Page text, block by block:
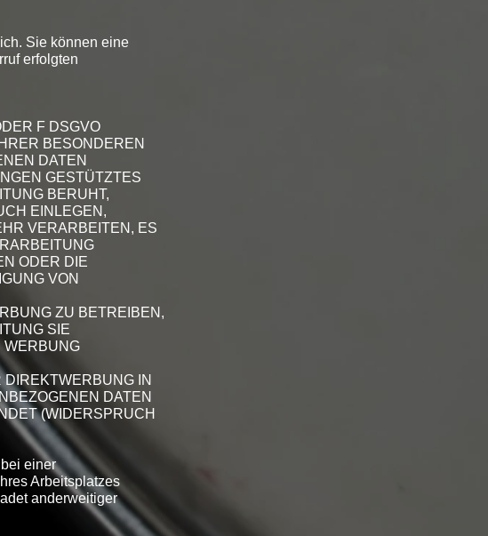
Sie können eine
erfolgten
F DSGVO
BESONDEREN
DATEN
GESTÜTZTES
BERUHT,
EINLEGEN,
VERARBEITEN, ES
ODER DIE
VON
ZU BETREIBEN,
SIE
WERBUNG
IN
DATEN
(WIDERSPRUCH
einer
Arbeitsplatzes
anderweitiger